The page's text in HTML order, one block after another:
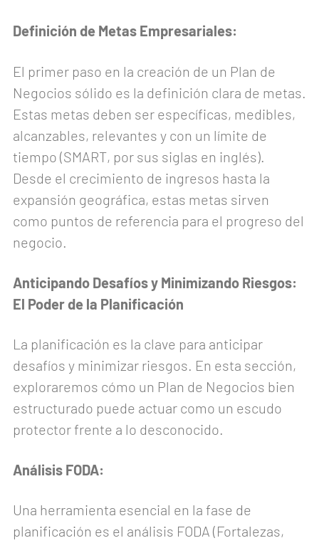
Definición de Metas Empresariales:
El primer paso en la creación de un Plan de
Negocios sólido es la definición clara de metas.
Estas metas deben ser específicas, medibles,
alcanzables, relevantes y con un límite de
tiempo (SMART, por sus siglas en inglés).
Desde el crecimiento de ingresos hasta la
expansión geográfica, estas metas sirven
como puntos de referencia para el progreso del
negocio.
Anticipando Desafíos y Minimizando Riesgos:
El Poder de la Planificación
La planificación es la clave para anticipar
desafíos y minimizar riesgos. En esta sección,
exploraremos cómo un Plan de Negocios bien
estructurado puede actuar como un escudo
protector frente a lo desconocido.
Análisis FODA:
Una herramienta esencial en la fase de
planificación es el análisis FODA (Fortalezas,